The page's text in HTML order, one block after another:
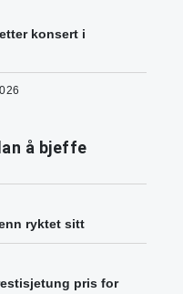
konsert i
å bjeffe
ryktet sitt
pris for